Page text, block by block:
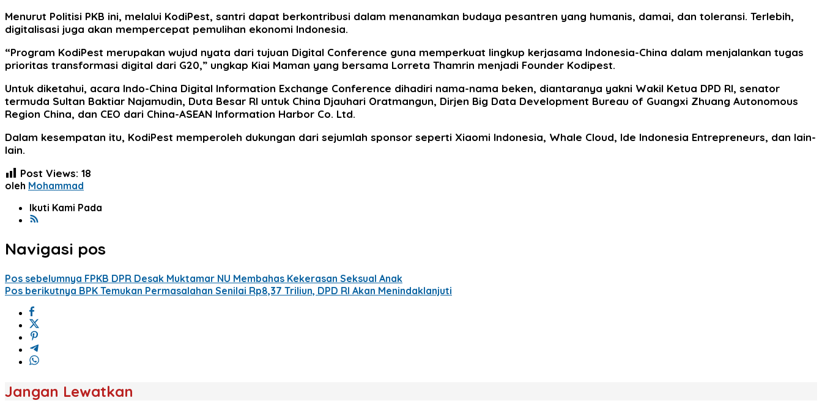
Menurut Politisi PKB ini, melalui KodiPest, santri dapat berkontribusi dalam menanamkan budaya pesantren yang humanis, damai, dan toleransi. Terlebih,
digitalisasi juga akan mempercepat pemulihan ekonomi Indonesia.
“Program KodiPest merupakan wujud nyata dari tujuan Digital Conference guna memperkuat lingkup kerjasama Indonesia-China dalam menjalankan tugas
prioritas transformasi digital dari G20,” ungkap Kiai Maman yang bersama Lorreta Thamrin menjadi Founder Kodipest.
Untuk diketahui, acara Indo-China Digital Information Exchange Conference dihadiri nama-nama beken, diantaranya yakni Wakil Ketua DPD RI, senator
termuda Sultan Baktiar Najamudin, Duta Besar RI untuk China Djauhari Oratmangun, Dirjen Big Data Development Bureau of Guangxi Zhuang Autonomous
Region China, dan CEO dari China-ASEAN Information Harbor Co. Ltd.
Dalam kesempatan itu, KodiPest memperoleh dukungan dari sejumlah sponsor seperti Xiaomi Indonesia, Whale Cloud, Ide Indonesia Entrepreneurs, dan lain-
lain.
Post Views: 18
oleh Mohammad
Ikuti Kami Pada
Navigasi pos
Pos sebelumnya FPKB DPR Desak Muktamar NU Membahas Kekerasan Seksual Anak
Pos berikutnya BPK Temukan Permasalahan Senilai Rp8,37 Triliun, DPD RI Akan Menindaklanjuti
Jangan Lewatkan